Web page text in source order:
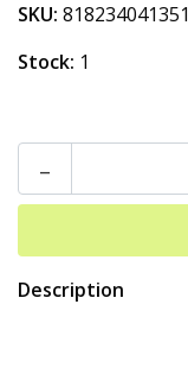
SKU: 818234041351
Stock: 1
-
Description